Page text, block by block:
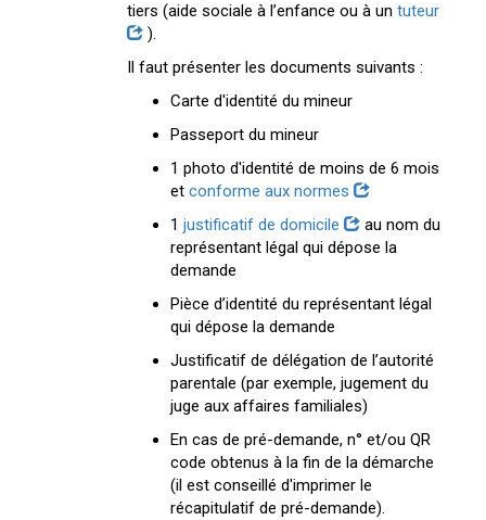
tiers (aide sociale à l’enfance ou à untuteur
).
Il faut présenter les documents suivants :
Carte d'identité du mineur
Passeport du mineur
1 photo d'identité de moins de 6 mois
etconforme aux normes
1justificatif de domicile
au nom du
représentant légal qui dépose la
demande
Pièce d’identité du représentant légal
qui dépose la demande
Justificatif de délégation de l’autorité
parentale (par exemple, jugement du
juge aux affaires familiales)
En cas de pré-demande, n° et/ou QR
code obtenus à la fin de la démarche
(il est conseillé d'imprimer le
récapitulatif de pré-demande).